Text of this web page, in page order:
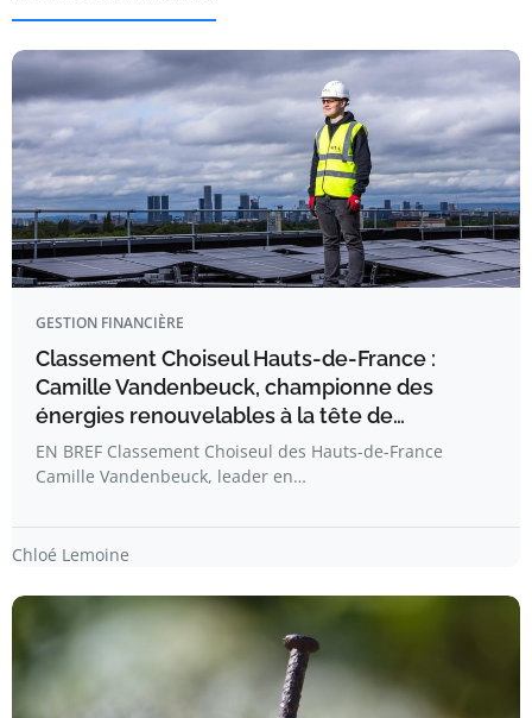
GESTION FINANCIÈRE
Classement Choiseul Hauts-de-France :
Camille Vandenbeuck, championne des
énergies renouvelables à la tête de…
EN BREF Classement Choiseul des Hauts-de-France
Camille Vandenbeuck, leader en…
Chloé Lemoine